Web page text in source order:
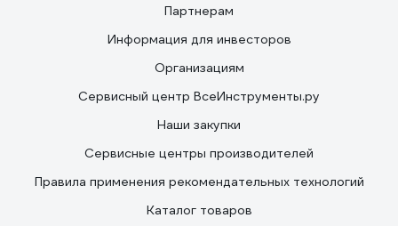
Партнерам
Информация для инвесторов
Организациям
Сервисный центр ВсеИнструменты.ру
Наши закупки
Сервисные центры производителей
Правила применения рекомендательных технологий
Каталог товаров